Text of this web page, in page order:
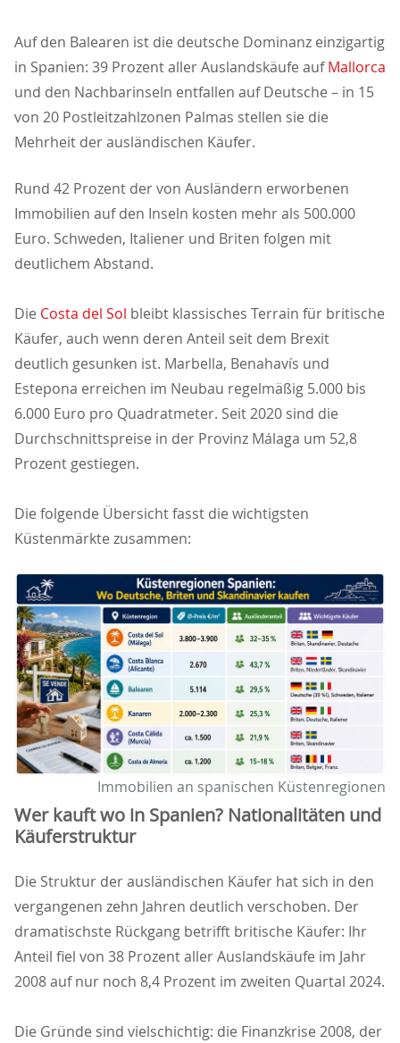
Auf den Balearen ist die deutsche Dominanz einzigartig
in Spanien: 39 Prozent aller Auslandskäufe aufMallorca
und den Nachbarinseln entfallen auf Deutsche – in 15
von 20 Postleitzahlzonen Palmas stellen sie die
Mehrheit der ausländischen Käufer.
Rund 42 Prozent der von Ausländern erworbenen
Immobilien auf den Inseln kosten mehr als 500.000
Euro. Schweden, Italiener und Briten folgen mit
deutlichem Abstand.
Die Costa del Sol bleibt klassisches Terrain für britische
Käufer, auch wenn deren Anteil seit dem Brexit
deutlich gesunken ist. Marbella, Benahavís und
Estepona erreichen im Neubau regelmäßig 5.000 bis
6.000 Euro pro Quadratmeter. Seit 2020 sind die
Durchschnittspreise in der Provinz Málaga um 52,8
Prozent gestiegen.
Die folgende Übersicht fasst die wichtigsten
Küstenmärkte zusammen:
Immobilien an spanischen Küstenregionen
Wer kauft wo in Spanien? Nationalitäten und
Käuferstruktur
Die Struktur der ausländischen Käufer hat sich in den
vergangenen zehn Jahren deutlich verschoben. Der
dramatischste Rückgang betrifft britische Käufer: Ihr
Anteil fiel von 38 Prozent aller Auslandskäufe im Jahr
2008 auf nur noch 8,4 Prozent im zweiten Quartal 2024.
Die Gründe sind vielschichtig: die Finanzkrise 2008, der